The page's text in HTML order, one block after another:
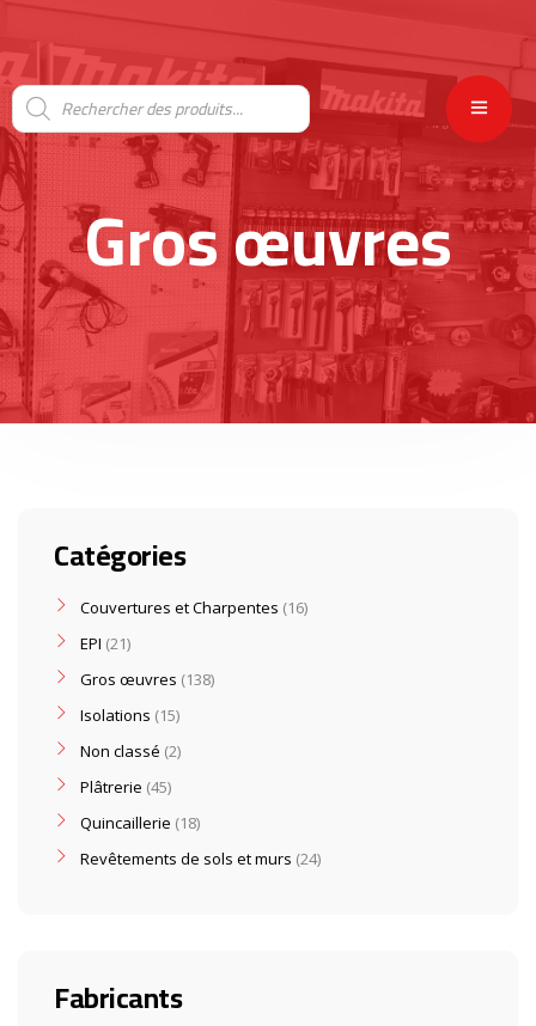
Gros œuvres
Catégories
Couvertures et Charpentes 16
EPI 21
Gros œuvres 138
Isolations 15
Non classé 2
Plâtrerie 45
Quincaillerie 18
Revêtements de sols et murs 24
Fabricants